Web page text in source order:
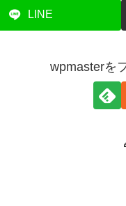
LINE
wpmasterを